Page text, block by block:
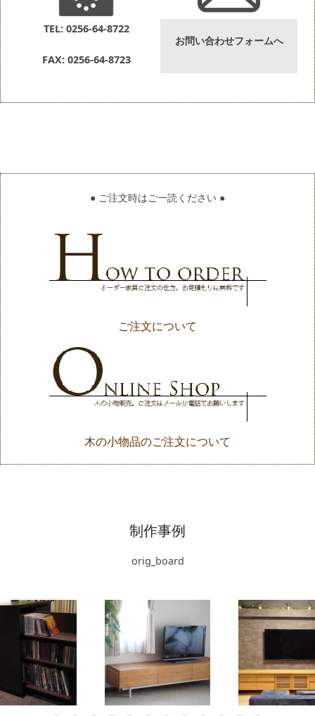
TEL: 0256-64-8722
FAX: 0256-64-8723
お問い合わせフォームへ
● ご注文時はご一読ください ●
ご注文について
木の小物品のご注文について
制作事例
orig_board